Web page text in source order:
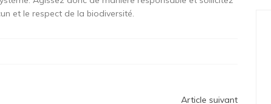
et le respect de la biodiversité.
Article suivant